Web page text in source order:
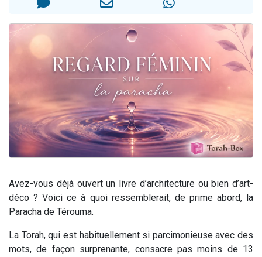
Il reste 49 places pour étudier en groupe sur Zoom
3 personnes viennent de nous rejoindre sur WhatsApp
2 personnes viennent de nous rejoindre sur WhatsApp
2 nouvelles musiques dans Torah-Box Music
Avez-vous déjà ouvert un livre d’architecture ou bien d’art-
déco ? Voici ce à quoi ressemblerait, de prime abord, la
Paracha de Térouma.
La Torah, qui est habituellement si parcimonieuse avec des
mots, de façon surprenante, consacre pas moins de 13